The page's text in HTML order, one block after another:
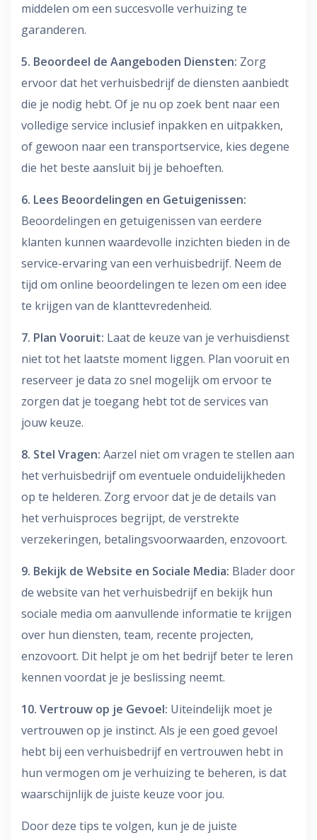
middelen om een succesvolle verhuizing te
garanderen.
5. Beoordeel de Aangeboden Diensten: Zorg
ervoor dat het verhuisbedrijf de diensten aanbiedt
die je nodig hebt. Of je nu op zoek bent naar een
volledige service inclusief inpakken en uitpakken,
of gewoon naar een transportservice, kies degene
die het beste aansluit bij je behoeften.
6. Lees Beoordelingen en Getuigenissen:
Beoordelingen en getuigenissen van eerdere
klanten kunnen waardevolle inzichten bieden in de
service-ervaring van een verhuisbedrijf. Neem de
tijd om online beoordelingen te lezen om een idee
te krijgen van de klanttevredenheid.
7. Plan Vooruit: Laat de keuze van je verhuisdienst
niet tot het laatste moment liggen. Plan vooruit en
reserveer je data zo snel mogelijk om ervoor te
zorgen dat je toegang hebt tot de services van
jouw keuze.
8. Stel Vragen: Aarzel niet om vragen te stellen aan
het verhuisbedrijf om eventuele onduidelijkheden
op te helderen. Zorg ervoor dat je de details van
het verhuisproces begrijpt, de verstrekte
verzekeringen, betalingsvoorwaarden, enzovoort.
9. Bekijk de Website en Sociale Media: Blader door
de website van het verhuisbedrijf en bekijk hun
sociale media om aanvullende informatie te krijgen
over hun diensten, team, recente projecten,
enzovoort. Dit helpt je om het bedrijf beter te leren
kennen voordat je je beslissing neemt.
10. Vertrouw op je Gevoel: Uiteindelijk moet je
vertrouwen op je instinct. Als je een goed gevoel
hebt bij een verhuisbedrijf en vertrouwen hebt in
hun vermogen om je verhuizing te beheren, is dat
waarschijnlijk de juiste keuze voor jou.
Door deze tips te volgen, kun je de juiste